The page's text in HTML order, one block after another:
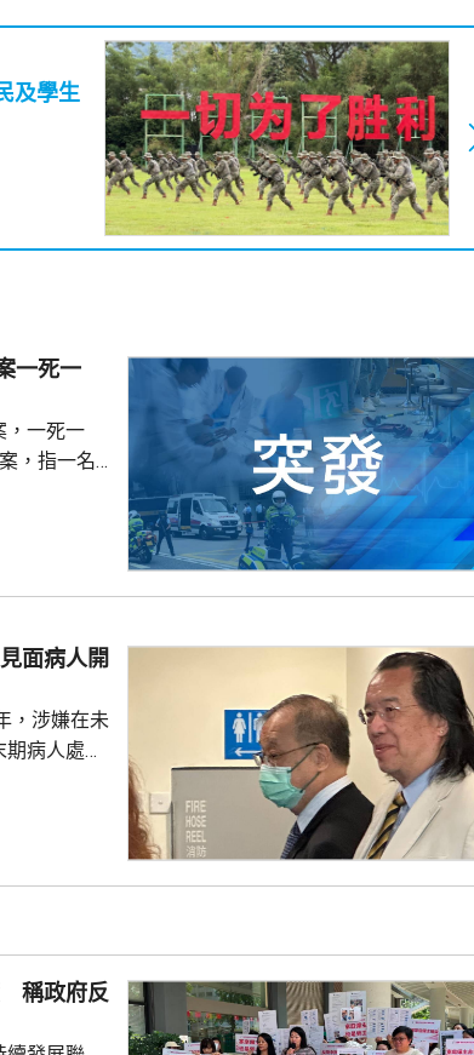
及學生
一死一
，一死一
，指一名
他送院時
問題爭執，
...
面病人開
，涉嫌在未
病人處方
藥，堅持要
...
稱政府反